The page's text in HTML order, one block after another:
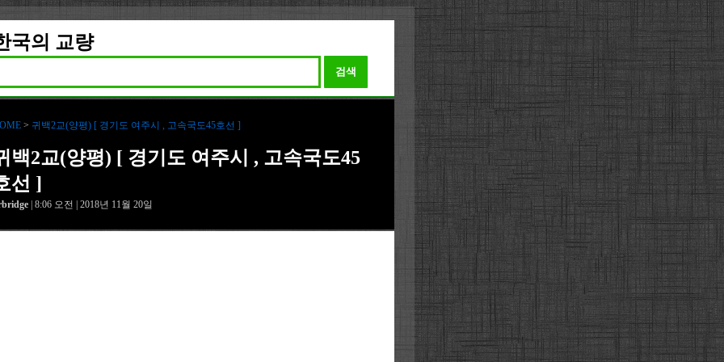
국의 교량
검색
> 귀백2교(양평) [ 경기도 여주시 , 고속국도45호선 ]
백2교(양평) [ 경기도 여주시 , 고속국도45
선 ]
| 8:06 오전 | 2018년 11월 20일